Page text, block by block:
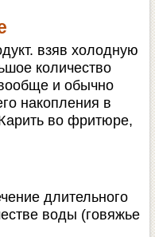
взяв холодную
количество
и обычно
накопления в
во фритюре,
длительного
воды (говяжье